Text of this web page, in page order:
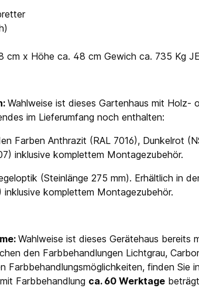
cm x Höhe ca. 48 cm Gewich ca. 735 Kg JE
Wahlweise ist dieses Gartenhaus mit Holz-
im Lieferumfang noch enthalten:
Farben Anthrazit (RAL 7016), Dunkelrot
inklusive komplettem Montagezubehör.
(Steinlänge 275 mm). Erhältlich in
komplettem Montagezubehör.
Wahlweise ist dieses Gerätehaus bereits
den Farbbehandlungen Lichtgrau,
finden Sie
Farbbehandlung ca. 60 Werktage